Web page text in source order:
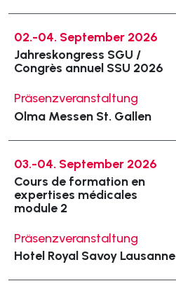
02.-04. September 2026
Jahreskongress SGU /
Congrès annuel SSU 2026
Präsenzveranstaltung
Olma Messen St. Gallen
03.-04. September 2026
Cours de formation en
expertises médicales
module 2
Präsenzveranstaltung
Hotel Royal Savoy Lausanne